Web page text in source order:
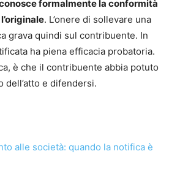
formalmente la conformità
. L’onere di sollevare una
grava quindi sul contribuente. In
ha piena efficacia probatoria.
è che il contribuente abbia potuto
e difendersi.
alle società: quando la notifica è